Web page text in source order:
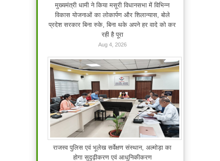
मुख्यमंत्री धामी ने किया मसूरी विधानसभा में विभिन्न
विकास योजनाओं का लोकार्पण और शिलान्यास, बोले
प्रदेश सरकार बिना रुके, बिना थके अपने हर वादे को कर
रही है पूरा
Aug 4, 2026
राजस्व पुलिस एवं भूलेख सर्वेक्षण संस्थान, अल्मोड़ा का
होगा सुदृढ़ीकरण एवं आधुनिकीकरण